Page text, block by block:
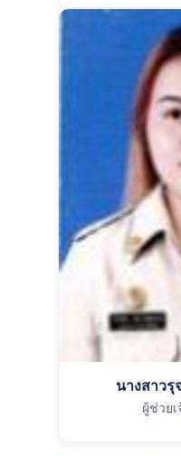
นางสาวรุ
ผู้ช่วย